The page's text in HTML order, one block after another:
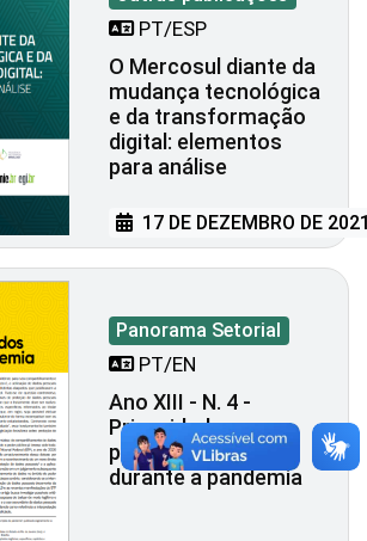
PT/ESP
O Mercosul diante da
mudança tecnológica
e da transformação
digital: elementos
para análise
17 DE DEZEMBRO DE
Panorama Setorial
PT/EN
Ano XIII - N. 4 -
Privacidade e
proteção de dados
durante a pandemia